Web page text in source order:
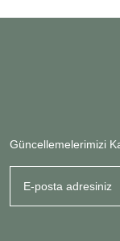
Güncellemelerimizi